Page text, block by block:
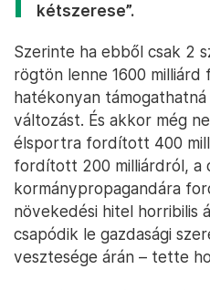
kétszerese”.
Szerinte ha ebből csak 2
rögtön lenne 1600
hatékonyan
változást. És akkor még
élsportra fordított 400
fordított 200 milliárdról, a
kormánypropagandára
növekedési hitel horribilis
csapódik le gazdasági
vesztesége árán – tette